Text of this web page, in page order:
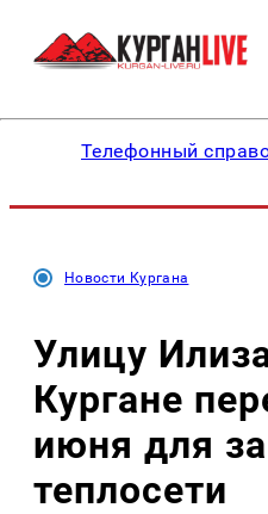
Телефонный
Новости Кургана
Улицу
Кургане
июня для
теплосети